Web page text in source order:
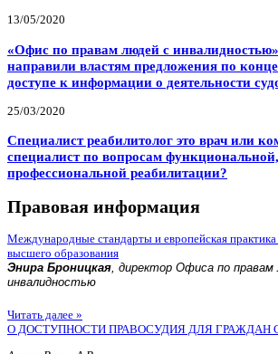
13/05/2020
«Офис по правам людей с
направили властям предложения по
доступе к информации о деятельности
25/03/2020
Специалист реабилитолог это врач или
специалист по вопросам
профессиональной реабилитации?
Правовая информация
Международные стандарты и европейская
высшего образования
Энира Броницкая, директор Офиса по правам
инвалидностью
Читать далее »
О ДОСТУПНОСТИ ПРАВОСУДИЯ ДЛЯ ГРАЖДАН